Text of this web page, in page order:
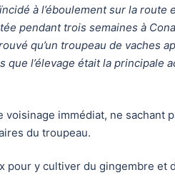
à l’éboulement sur la
pendant trois semaines à
qu’un troupeau de vaches
que l’élevage était la
voisinage immédiat, ne sachant
du troupeau.
pour y cultiver du gingembre et